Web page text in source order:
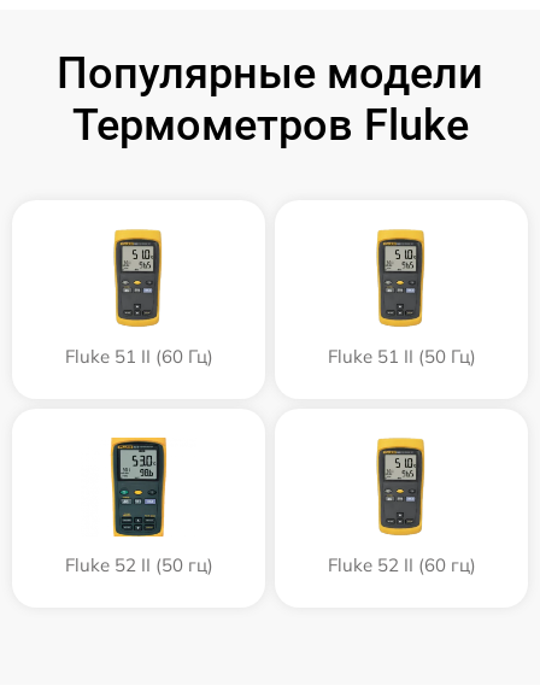
Популярные модели
Термометров Fluke
Fluke 51 II (60 Гц) Fluke 51 II (50 Гц)
Fluke 52 II (50 гц) Fluke 52 II (60 гц)